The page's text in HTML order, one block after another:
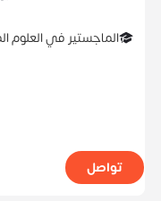
الماجستير فيالعلوم
تواصل